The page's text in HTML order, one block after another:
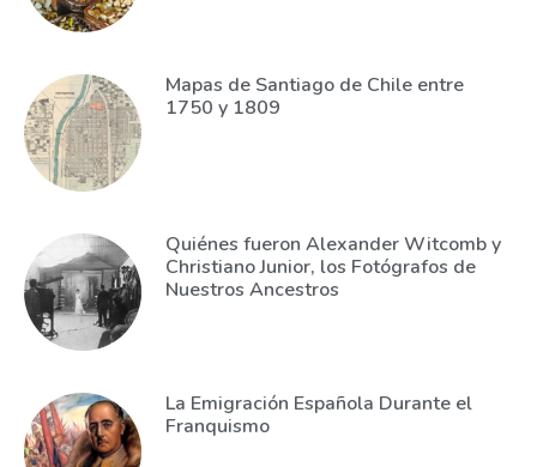
Mapas de Santiago de Chile entre
1750 y 1809
Quiénes fueron Alexander Witcomb y
Christiano Junior, los Fotógrafos de
Nuestros Ancestros
La Emigración Española Durante el
Franquismo